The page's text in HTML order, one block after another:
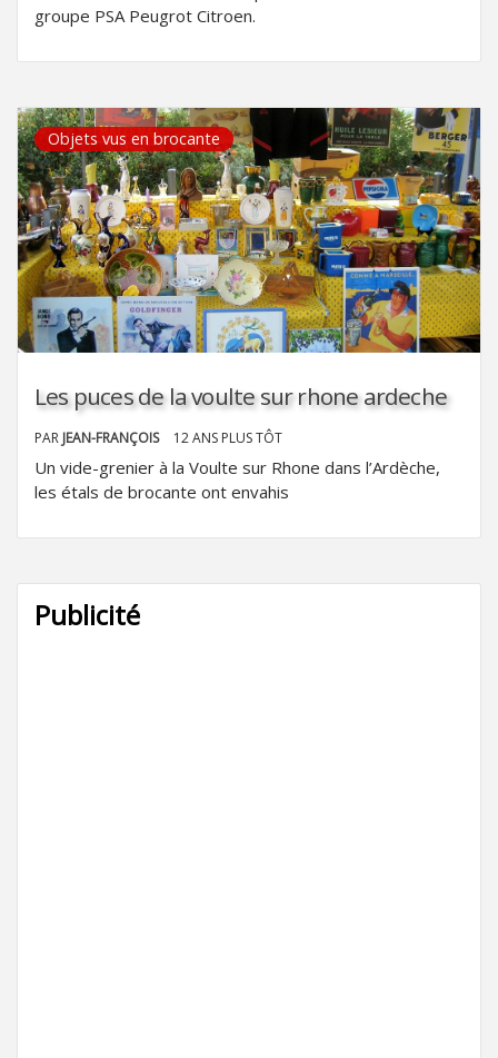
groupe PSA Peugrot Citroen.
Objets vus en brocante
Les puces de la voulte sur rhone ardeche
PAR JEAN-FRANÇOIS 12 ANS PLUS TÔT
Un vide-grenier à la Voulte sur Rhone dans l’Ardèche,
les étals de brocante ont envahis
Publicité